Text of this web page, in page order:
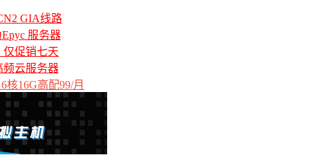
GIA线路
服务器
仅促销七天
频云服务器
核16G高配99/月